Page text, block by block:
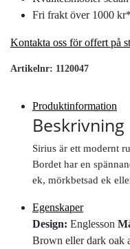
Fri frakt över 1000 kr*
Kontakta oss för offert på
Artikelnr: 1120047
Produktinformation
Beskrivning
Sirius är ett modernt
Bordet har en
ek, mörkbetsad ek
Egenskaper
Design: Englesson
Brown eller dark oak